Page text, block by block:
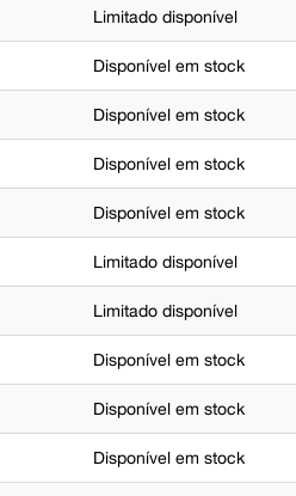
Limitado disponível
Disponível em stock
Disponível em stock
Disponível em stock
Disponível em stock
Limitado disponível
Limitado disponível
Disponível em stock
Disponível em stock
Disponível em stock